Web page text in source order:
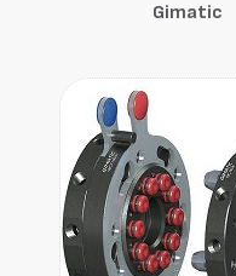
Gimatic